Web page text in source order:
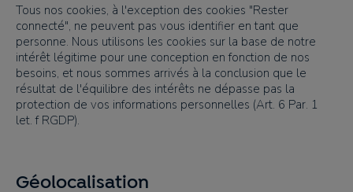
Tous nos cookies, à l'exception des cookies "Rester
connecté", ne peuvent pas vous identifier en tant que
personne. Nous utilisons les cookies sur la base de notre
intérêt légitime pour une conception en fonction de nos
besoins, et nous sommes arrivés à la conclusion que le
résultat de l'équilibre des intérêts ne dépasse pas la
protection de vos informations personnelles (Art. 6 Par. 1
let. f RGDP).
Géolocalisation